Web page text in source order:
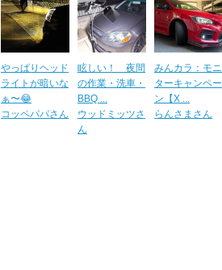
やっぱりヘッド
ライトが暗いな
ぁ〜😂
コッペパパさん
眩しい！ 夜間
の作業・洗車・
BBQ ...
ウッドミッツさ
ん
みんカラ：モニ
ターキャンペー
ン【X ...
らんさまさん